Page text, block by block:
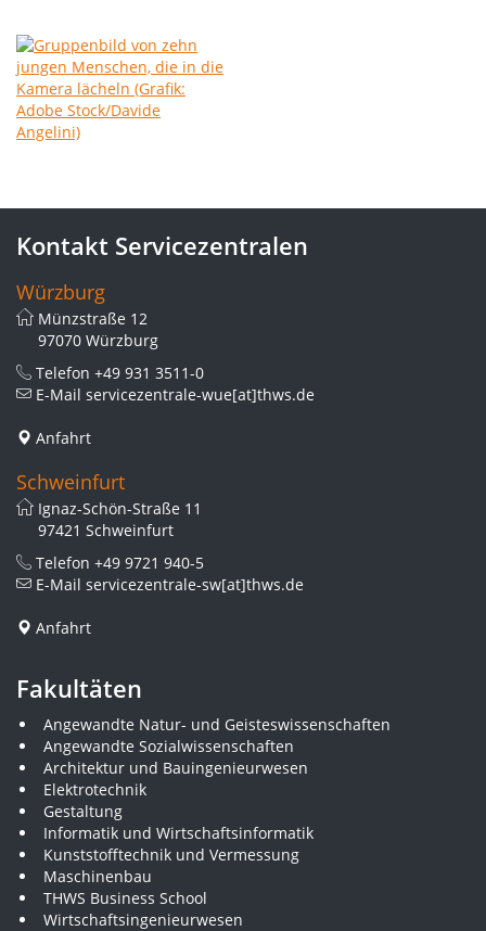
Kontakt Servicezentralen
Würzburg
Münzstraße 12
97070 Würzburg
Telefon +49 931 3511-0
E-Mail servicezentrale-wue[at]thws.de
Anfahrt
Schweinfurt
Ignaz-Schön-Straße 11
97421 Schweinfurt
Telefon +49 9721 940-5
E-Mail servicezentrale-sw[at]thws.de
Anfahrt
Fakultäten
Angewandte Natur- und Geisteswissenschaften
Angewandte Sozialwissenschaften
Architektur und Bauingenieurwesen
Elektrotechnik
Gestaltung
Informatik und Wirtschaftsinformatik
Kunststofftechnik und Vermessung
Maschinenbau
THWS Business School
Wirtschaftsingenieurwesen